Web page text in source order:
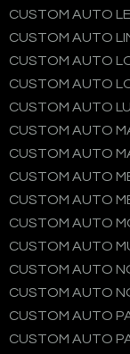
CUSTOM AUTO
CUSTOM AUTO
CUSTOM AUTO
CUSTOM AUTO
CUSTOM AUTO
CUSTOM AUTO
CUSTOM AUTO
CUSTOM AUTO
CUSTOM AUTO
CUSTOM AUTO
CUSTOM AUTO
CUSTOM AUTO
CUSTOM AUTO
CUSTOM AUTO
CUSTOM AUTO